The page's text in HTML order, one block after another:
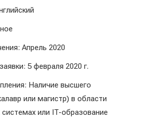
Апрель 2020
5 февраля 2020 г.
Наличие высшего
или магистр) в области
или IT-образование